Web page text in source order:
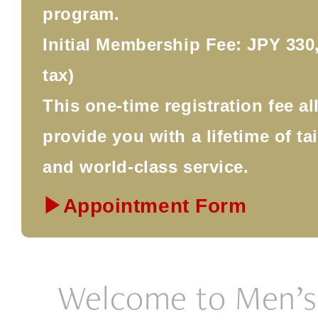
program.
Initial Membership Fee: JPY
tax)
This one-time registration fee
provide you with a lifetime of
and world-class service.
▶Appointment Form
Welcome to